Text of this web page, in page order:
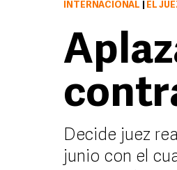
INTERNACIONAL EL JUEZ
Decide juez
junio con el